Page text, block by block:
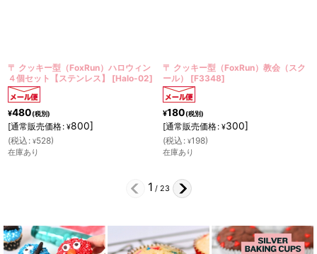
ー型（FoxRun）ハロウィン
【ステンレス】 [Halo-02 ]
別)
価格: ¥800]
)
〒 クッキー型（FoxRun）教会（スク
ール） [ F3348]
(税別)
通常販売価格: ¥300]
198)
〒 クッキ
2 /23